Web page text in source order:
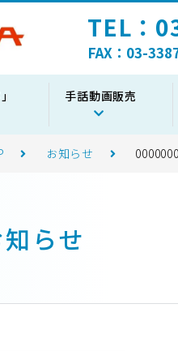
TEL：
FAX：03-
手話動画販売
お知らせ
らせ